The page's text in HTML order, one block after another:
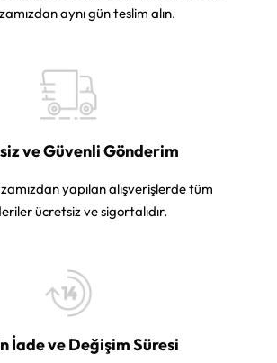
aynı gün teslim alın.
ve Güvenli Gönderim
yapılan alışverişlerde tüm
ücretsiz ve sigortalıdır.
İade ve Değişim Süresi